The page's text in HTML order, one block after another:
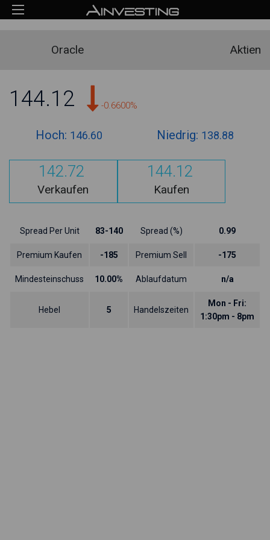
Oracle Aktien
144.12 -0.6600%
Hoch: 146.60 Niedrig: 138.88
142.72
Verkaufen
144.12
Kaufen
Spread Per Unit 83-140 Spread (%) 0.99
Premium Kaufen -185 Premium Sell -175
Mindesteinschuss 10.00% Ablaufdatum n/a
Hebel 5 Handelszeiten
Mon - Fri:
1:30pm - 8pm